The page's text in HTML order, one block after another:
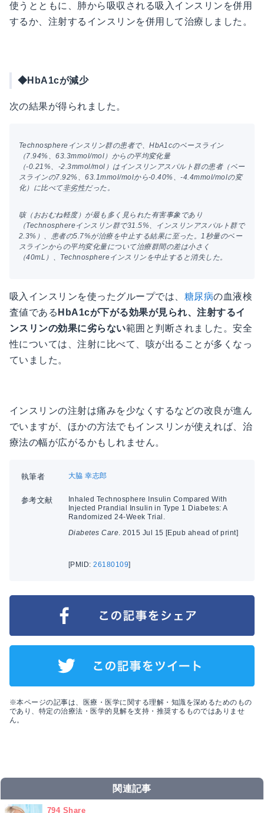
使うとともに、肺から吸収される吸入インスリンを併用
するか、注射するインスリンを併用して治療しました。
◆HbA1cが減少
次の結果が得られました。
Technosphereインスリン群の患者で、HbA1cのベースライン
（7.94%、63.3mmol/mol）からの平均変化量
（-0.21%、-2.3mmol/mol）はインスリンアスパルト群の患者（ベー
スラインの7.92%、63.1mmol/molから-0.40%、-4.4mmol/molの変
化）に比べて非劣性だった。
咳（おおむね軽度）が最も多く見られた有害事象であり
（Technosphereインスリン群で31.5%、インスリンアスパルト群で
2.3%）、患者の5.7%が治療を中止する結果に至った。1秒量のベー
スラインからの平均変化量について治療群間の差は小さく
（40mL）、Technosphereインスリンを中止すると消失した。
吸入インスリンを使ったグループでは、 糖尿病の血液検
査値である HbA1cが下がる効果が見られ、注射するイ
ンスリンの効果に劣らない範囲と判断されました。安全
性については、注射に比べて、咳が出ることが多くなっ
ていました。
インスリンの注射は痛みを少なくするなどの改良が進ん
でいますが、ほかの方法でもインスリンが使えれば、治
療法の幅が広がるかもしれません。
執筆者 大脇 幸志郎
参考文献
Inhaled Technosphere Insulin Compared With
Injected Prandial Insulin in Type 1 Diabetes: A
Randomized 24-Week Trial.
Diabetes Care . 2015 Jul 15 [Epub ahead of print]
[PMID:26180109]
※本ページの記事は、医療・医学に関する理解・知識を深めるためのもの
であり、特定の治療法・医学的見解を支持・推奨するものではありませ
ん。
関連記事
794 Share